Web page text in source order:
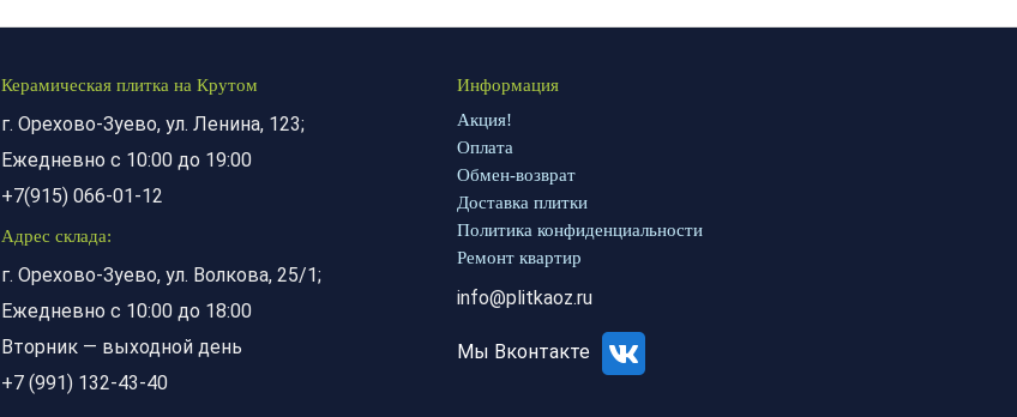
Керамическая плитка на Крутом
г. Орехово-Зуево, ул. Ленина, 123;
Ежедневно с 10:00 до 19:00
+7(915) 066-01-12
Адрес склада:
г. Орехово-Зуево, ул. Волкова, 25/1;
Ежедневно с 10:00 до 18:00
Вторник — выходной день
+7 (991) 132-43-40
Информация
Акция!
Оплата
Обмен-возврат
Доставка плитки
Политика конфиденциальности
Ремонт квартир
info@plitkaoz.ru
Мы Вконтакте